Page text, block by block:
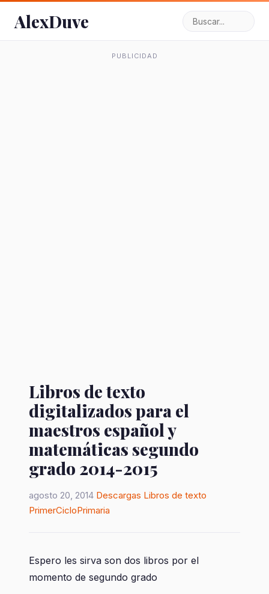
AlexDuve
PUBLICIDAD
Libros de texto
digitalizados para el
maestros español y
matemáticas segundo
grado 2014-2015
agosto 20, 2014 Descargas Libros de texto
PrimerCicloPrimaria
Espero les sirva son dos libros por el
momento de segundo grado